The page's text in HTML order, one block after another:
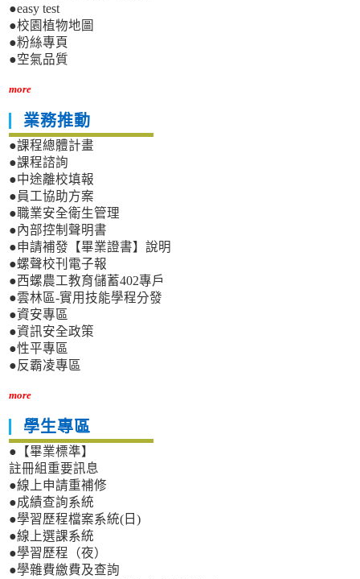
●easy test
●校園植物地圖
●粉絲專頁
●空氣品質
more
業務推動
●課程總體計畫
●課程諮詢
●中途離校填報
●員工協助方案
●職業安全衛生管理
●內部控制聲明書
●申請補發【畢業證書】說明
●螺聲校刊電子報
●西螺農工教育儲蓄402專戶
●雲林區-實用技能學程分發
●資安專區
●資訊安全政策
●性平專區
●反霸凌專區
more
學生專區
●【畢業標準】
註冊組重要訊息
●線上申請重補修
●成績查詢系統
●學習歷程檔案系統(日)
●線上選課系統
●學習歷程（夜）
●學雜費繳費及查詢